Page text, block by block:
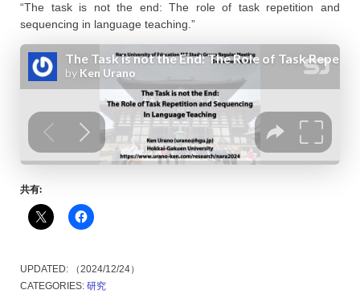
“The task is not the end: The role of task repetition and
sequencing in language teaching.”
共有:
UPDATED:
（2024/12/24）
CATEGORIES: 研究